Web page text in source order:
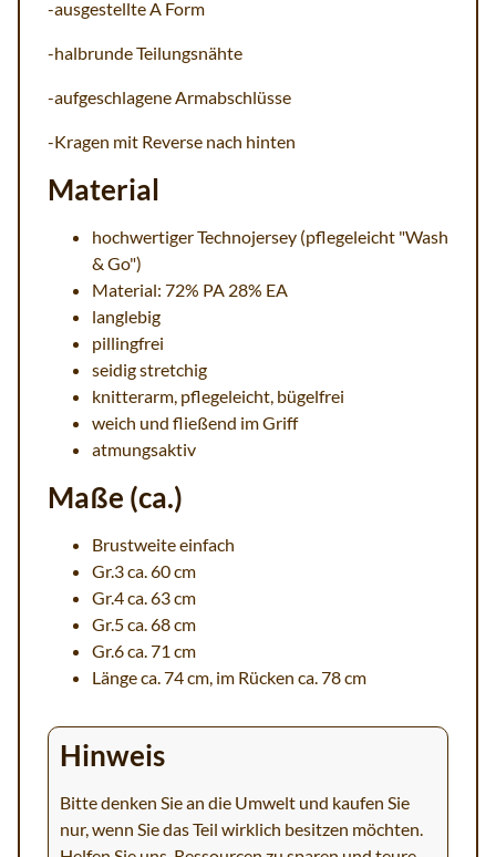
-ausgestellte A Form
-halbrunde Teilungsnähte
-aufgeschlagene Armabschlüsse
-Kragen mit Reverse nach hinten
Material
hochwertiger Technojersey (pflegeleicht "Wash
& Go")
Material: 72% PA 28% EA
langlebig
pillingfrei
seidig stretchig
knitterarm, pflegeleicht, bügelfrei
weich und fließend im Griff
atmungsaktiv
Maße (ca.)
Brustweite einfach
Gr.3 ca. 60 cm
Gr.4 ca. 63 cm
Gr.5 ca. 68 cm
Gr.6 ca. 71 cm
Länge ca. 74 cm, im Rücken ca. 78 cm
Hinweis
Bitte denken Sie an die Umwelt und kaufen Sie
nur, wenn Sie das Teil wirklich besitzen möchten.